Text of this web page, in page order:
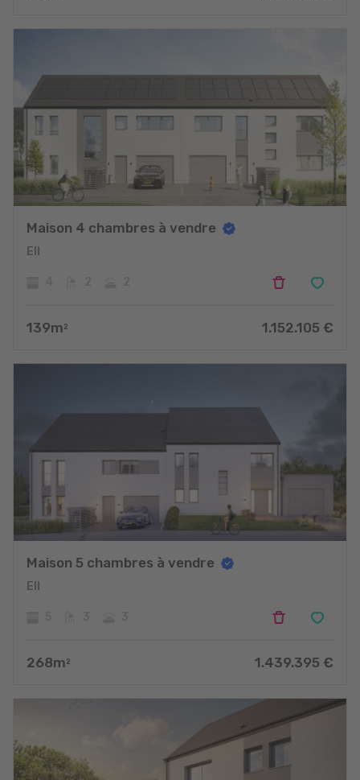
Maison 4 chambres à vendre
Ell
139m 2 1.152.105 €
Maison 5 chambres à vendre
Ell
268m 2 1.439.395 €